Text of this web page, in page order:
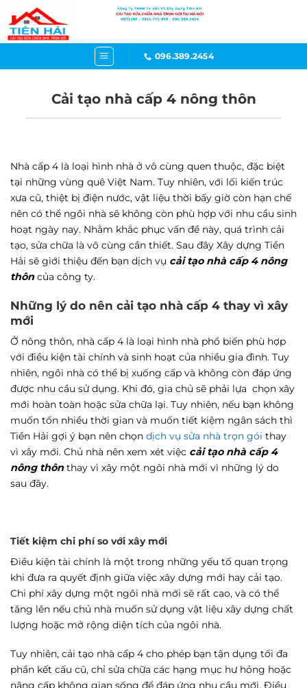
qua
nội
096.389.2454
Cải tạo nhà cấp 4 nông thôn
Nhà cấp 4 là loại hình nhà ở vô cùng quen thuộc, đặc biệt
tại những vùng quê Việt Nam. Tuy nhiên, với lối kiến trúc
xưa cũ, thiệt bị điện nước, vật liệu thời bấy giờ còn hạn chế
nên có thể ngôi nhà sẽ không còn phù hợp với nhu cầu sinh
hoạt ngày nay. Nhằm khắc phục vấn đề này, quá trình cải
tạo, sửa chữa là vô cùng cần thiết. Sau đây Xây dựng Tiền
Hải sẽ giới thiệu đến bạn dịch vụ cải tạo nhà cấp 4 nông
thôn của công ty.
Những lý do nên cải tạo nhà cấp 4 thay vì xây
mới
Ở nông thôn, nhà cấp 4 là loại hình nhà phổ biến phù hợp
với điều kiện tài chính và sinh hoạt của nhiều gia đình. Tuy
nhiên, ngôi nhà có thể bị xuống cấp và không còn đáp ứng
được nhu cầu sử dụng. Khi đó, gia chủ sẽ phải lựa chọn xây
mới hoàn toàn hoặc sửa chữa lại. Tuy nhiên, nếu bạn không
muốn tốn nhiều thời gian và muốn tiết kiệm ngân sách thì
Tiền Hải gợi ý bạn nên chọn dịch vụ sửa nhà trọn gói thay
vì xây mới. Chủ nhà nên xem xét việc cải tạo nhà cấp 4
nông thônthay vì xây một ngôi nhà mới vì những lý do
sau đây.
Tiết kiệm chi phí so với xây mới
Điều kiện tài chính là một trong những yếu tố quan trọng
khi đưa ra quyết định giữa việc xây dựng mới hay cải tạo.
Chi phí xây dựng một ngôi nhà mới sẽ rất cao, và có thể
tăng lên nếu chủ nhà muốn sử dụng vật liệu xây dựng chất
lượng hoặc mở rộng diện tích của ngôi nhà.
Tuy nhiên, cải tạo nhà cấp 4 cho phép bạn tận dụng tối đa
phần kết cấu cũ, chỉ sửa chữa các hạng mục hư hỏng hoặc
nâng cấp không gian sống để đáp ứng nhu cầu mới. Điều